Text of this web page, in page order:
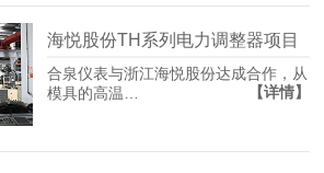
海悦股份TH系列电力调整器项目
合泉仪表与浙江海悦股份达成合作，从
模具的高温…
【详情】